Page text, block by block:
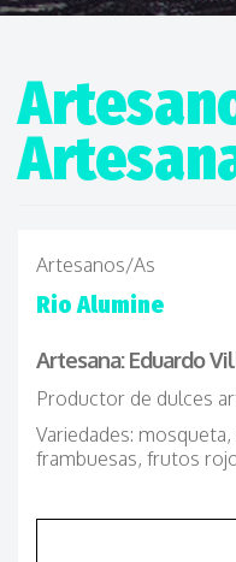
Artesanos/as
Rio Alumine
Artesana: Eduardo
Productor de dulces
Variedades:
frambuesas, frutos